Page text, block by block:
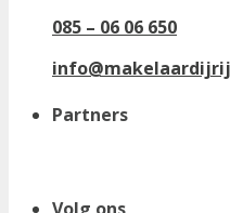
085 – 06 06 650
Partners